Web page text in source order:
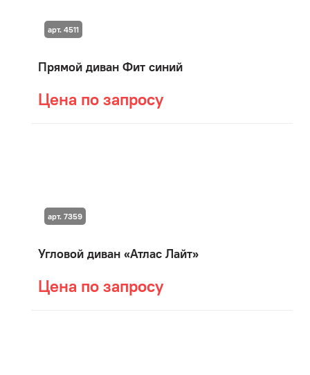
Прямой диван Фит синий
Цена по запросу
арт. 4511
Угловой диван «Атлас Лайт»
Цена по запросу
арт. 7359